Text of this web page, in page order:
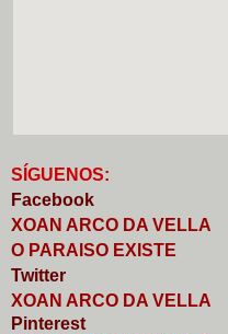
S GUENOS:
Facebook
XOAN ARCO DA VELLA
O PARAISO EXISTE
Twitter
XOAN ARCO DA VELLA
Pinterest